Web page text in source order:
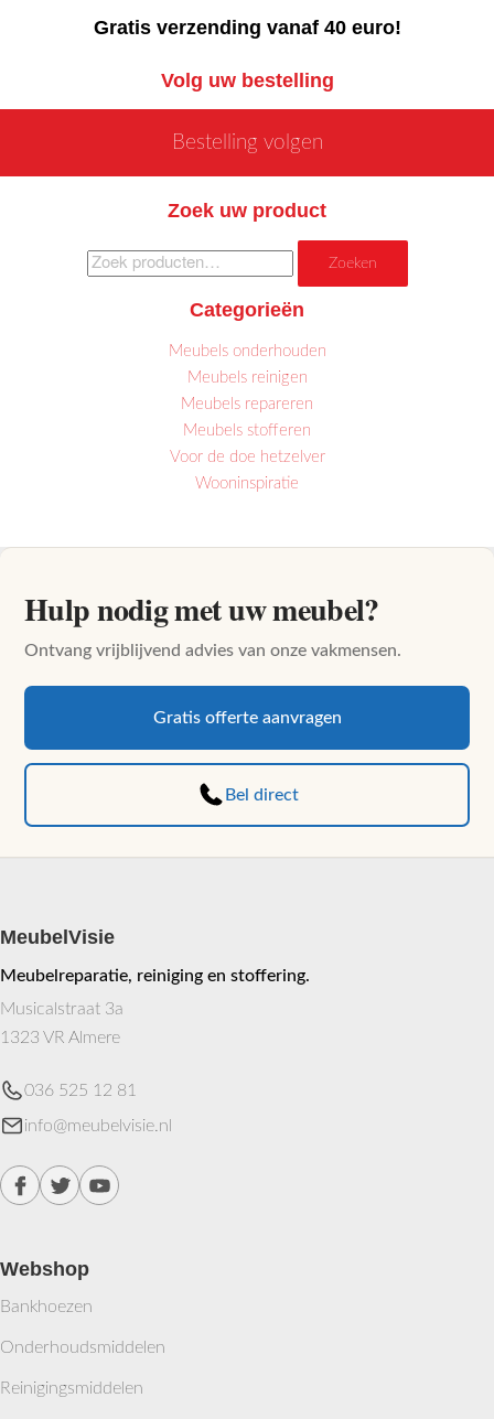
Gratis verzending vanaf 40 euro!
Volg uw bestelling
Bestelling volgen
Zoek uw product
Zoeken
Categorieën
Meubels onderhouden
Meubels reinigen
Meubels repareren
Meubels stofferen
Voor de doe hetzelver
Wooninspiratie
Hulp nodig met uw meubel?
Ontvang vrijblijvend advies van onze vakmensen.
Gratis offerte aanvragen
Bel direct
MeubelVisie
Meubelreparatie, reiniging en stoffering.
Musicalstraat 3a
1323 VR Almere
036 525 12 81
info@meubelvisie.nl
Webshop
Bankhoezen
Onderhoudsmiddelen
Reinigingsmiddelen